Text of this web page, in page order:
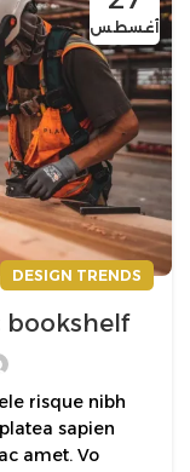
أغسطس
DESIGN TRENDS
bookshelf
risque nibh
sapien
amet. Vo...